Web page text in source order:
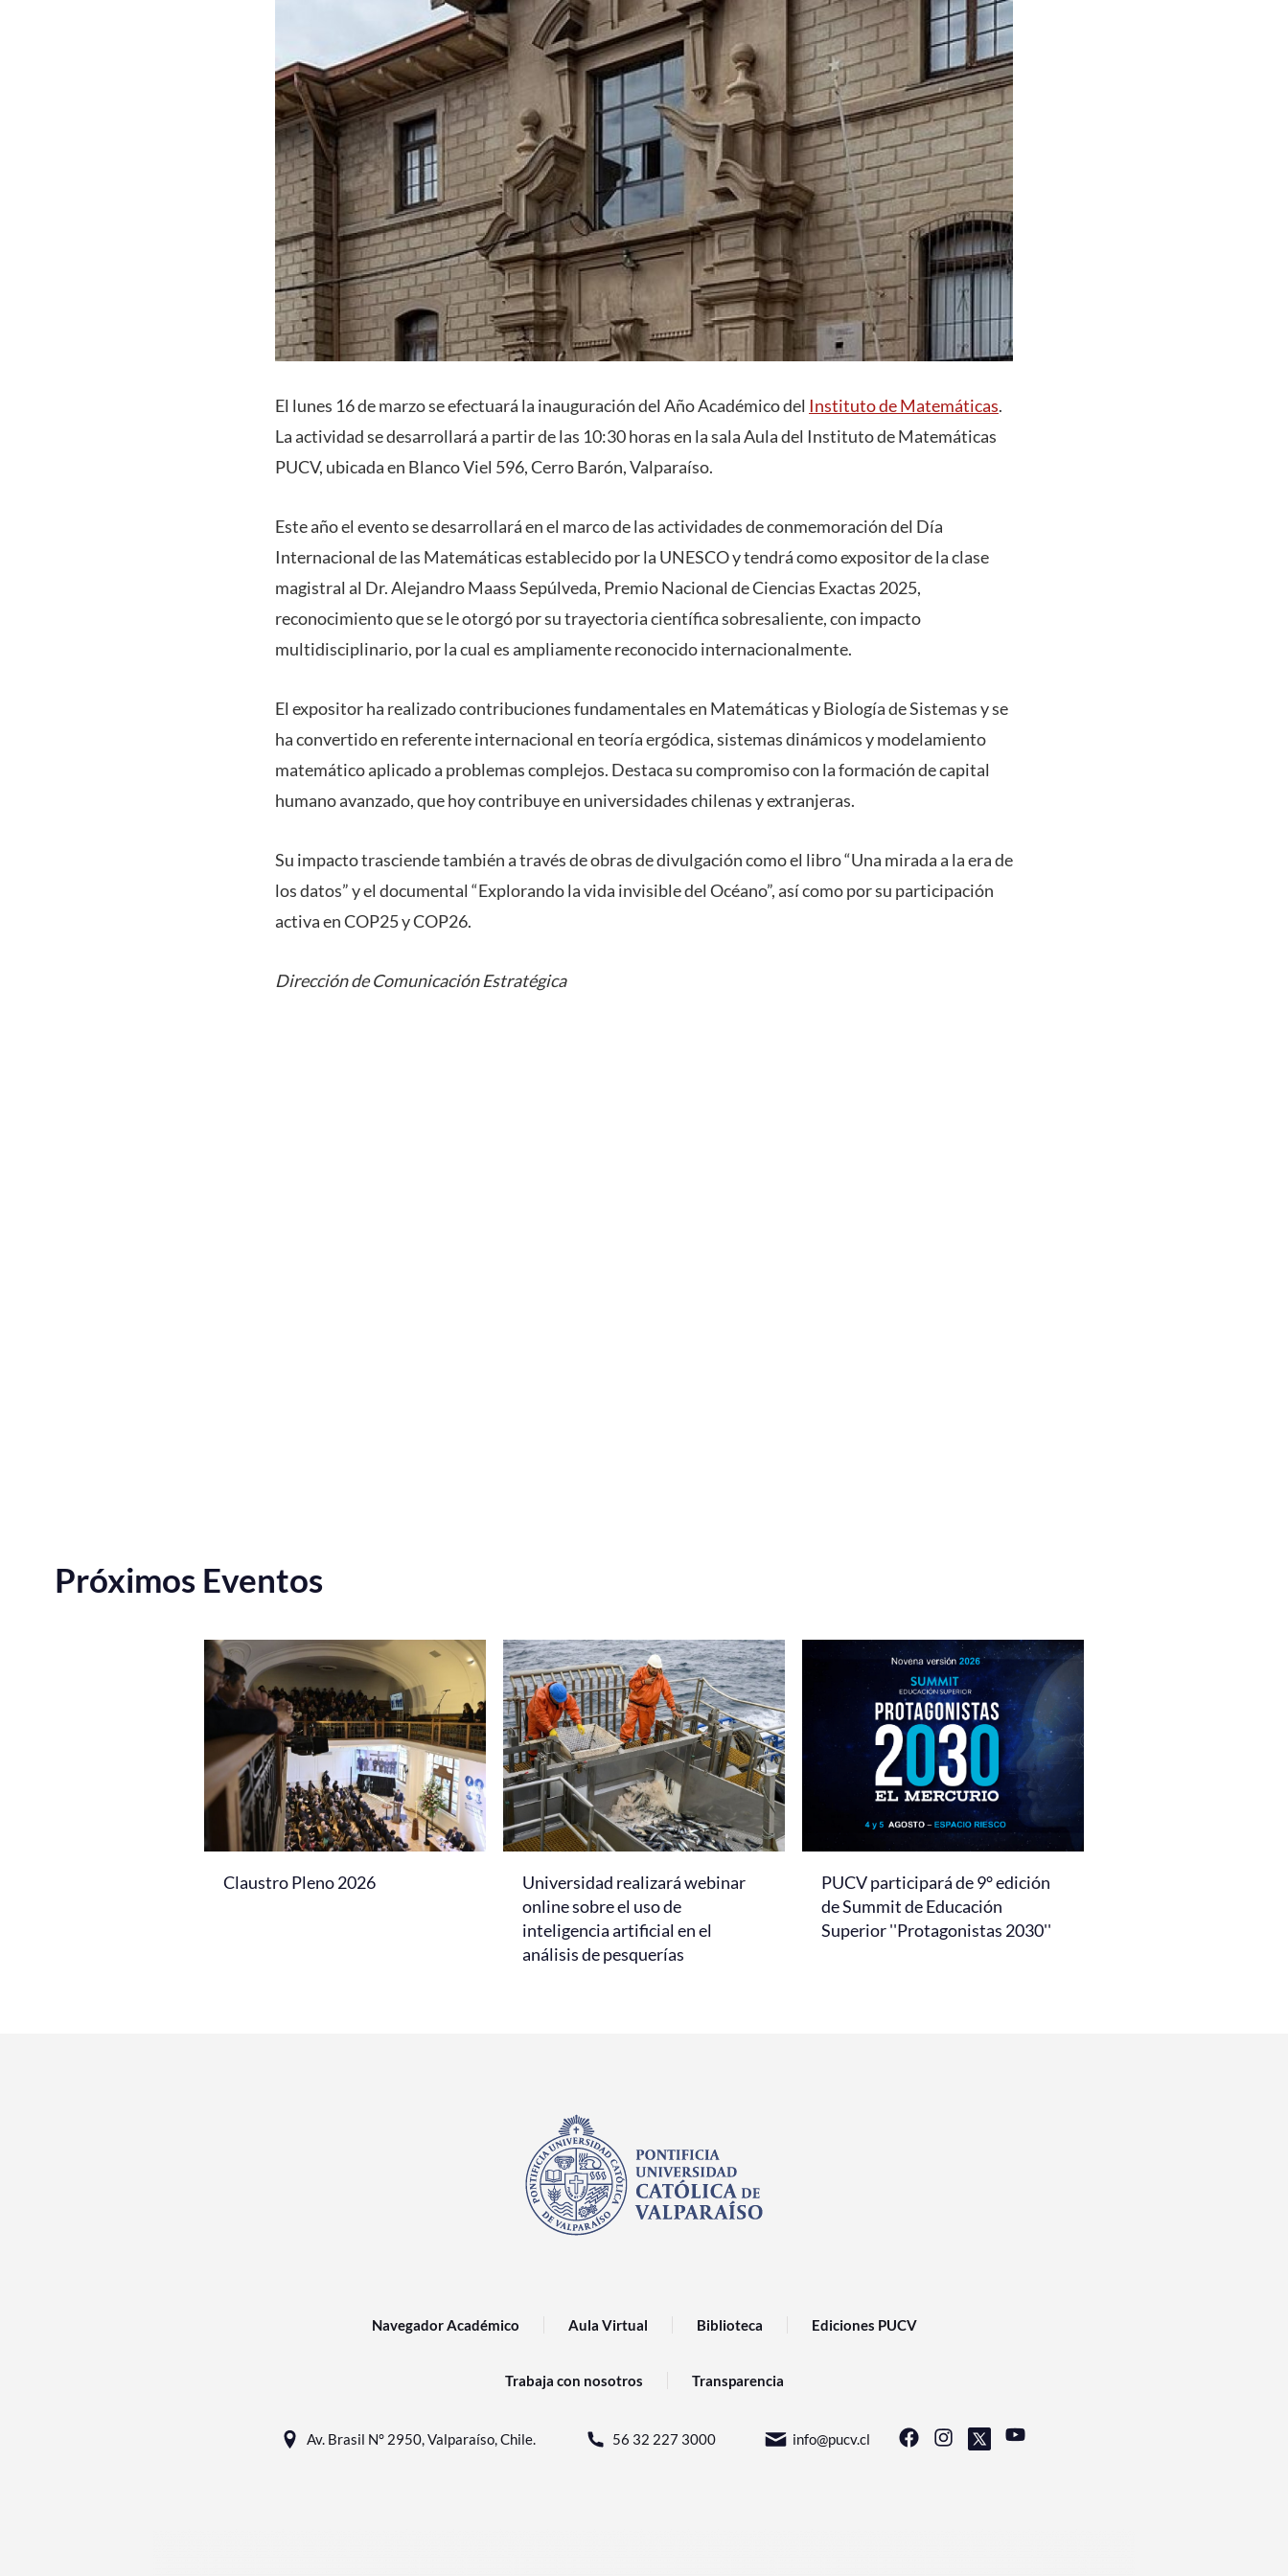
El lunes 16 de marzo se efectuará la inauguración del Año Académico del Instituto de Matemáticas.
La actividad se desarrollará a partir de las 10:30 horas en la sala Aula del Instituto de Matemáticas
PUCV, ubicada en Blanco Viel 596, Cerro Barón, Valparaíso.
Este año el evento se desarrollará en el marco de las actividades de conmemoración del Día
Internacional de las Matemáticas establecido por la UNESCO y tendrá como expositor de la clase
magistral al Dr. Alejandro Maass Sepúlveda, Premio Nacional de Ciencias Exactas 2025,
reconocimiento que se le otorgó por su trayectoria científica sobresaliente, con impacto
multidisciplinario, por la cual es ampliamente reconocido internacionalmente.
El expositor ha realizado contribuciones fundamentales en Matemáticas y Biología de Sistemas y se
ha convertido en referente internacional en teoría ergódica, sistemas dinámicos y modelamiento
matemático aplicado a problemas complejos. Destaca su compromiso con la formación de capital
humano avanzado, que hoy contribuye en universidades chilenas y extranjeras.
Su impacto trasciende también a través de obras de divulgación como el libro “Una mirada a la era de
los datos” y el documental “Explorando la vida invisible del Océano”, así como por su participación
activa en COP25 y COP26.
Dirección de Comunicación Estratégica
Próximos Eventos
Claustro Pleno 2026
Universidad realizará webinar
online sobre el uso de
inteligencia artificial en el
análisis de pesquerías
PUCV participará de 9° edición
de Summit de Educación
Superior ''Protagonistas 2030''
Navegador Académico Aula Virtual Biblioteca Ediciones PUCV
Trabaja con nosotros Transparencia
Av. Brasil N° 2950, Valparaíso, Chile. 56 32 227 3000 info@pucv.cl